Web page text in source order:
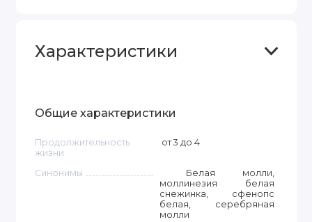
Характеристики
Общие характеристики
Продолжительность
жизни
от 3 до 4
Синонимы
Белая молли,
моллинезия белая
снежинка, сфенопс
белая, серебряная
молли